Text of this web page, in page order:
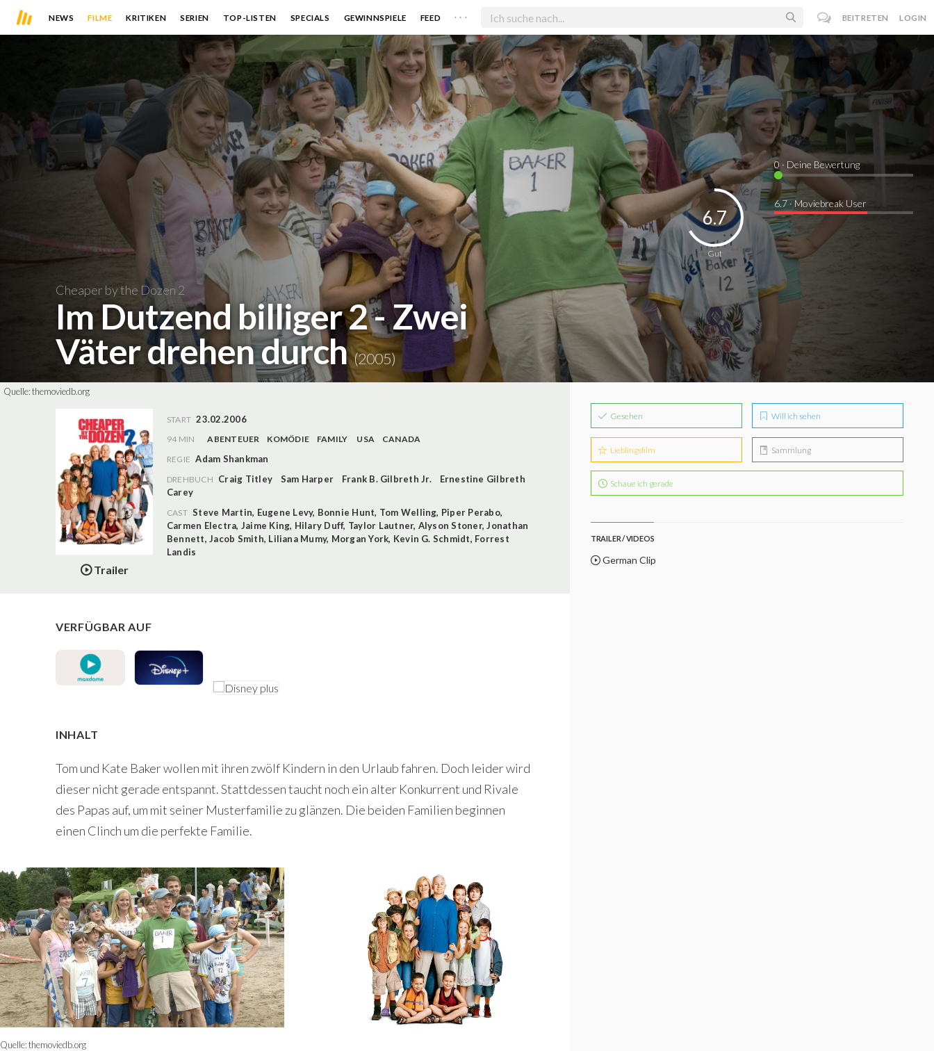
NEWS FILME KRITIKEN SERIEN TOP-LISTEN SPECIALS GEWINNSPIELE FEED . . . BEITRETEN LOGIN
Cheaper by the Dozen 2
Im Dutzend billiger 2 - Zwei
Väter drehen durch(2005)
Gut
6.7
0 · Deine Bewertung
6.7 · Moviebreak User
Quelle:themoviedb.org
Trailer
START 23.02.2006
94 MIN ABENTEUER KOMÖDIE FAMILY USA
CANADA
REGIE Adam Shankman
DREHBUCH Craig Titley Sam Harper Frank B. Gilbreth Jr.
Ernestine Gilbreth
Carey
CAST Steve Martin, Eugene Levy, Bonnie Hunt, Tom Welling, Piper Perabo,
Carmen Electra, Jaime King, Hilary Duff, Taylor Lautner, Alyson Stoner,Jonathan
Bennett,Jacob Smith, Liliana Mumy, Morgan York, Kevin G. Schmidt, Forrest
Landis
VERFÜGBAR AUF
INHALT
Tom und Kate Baker wollen mit ihren zwölf Kindern in den Urlaub fahren. Doch leider wird
dieser nicht gerade entspannt. Stattdessen taucht noch ein alter Konkurrent und Rivale
des Papas auf, um mit seiner Musterfamilie zu glänzen. Die beiden Familien beginnen
einen Clinch um die perfekte Familie.
Quelle:themoviedb.org
Gesehen Will ich sehen
Lieblingsfilm Sammlung
Schaue ich gerade
TRAILER / VIDEOS
German Clip